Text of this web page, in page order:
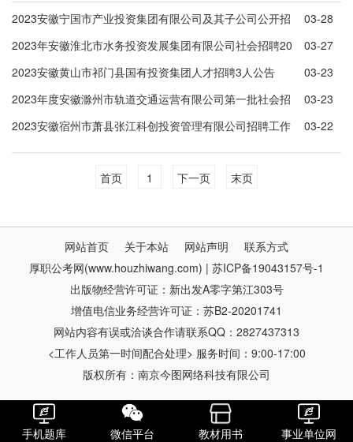
2023安徽宁国市产业投资集团有限公司及其子公司公开招
聘工作人员8人公告
03-28
2023年安徽淮北市水务投资发展集团有限公司社会招聘20
人公告
03-27
2023安徽黄山市祁门县国有投资集团人才招聘3人公告
03-23
2023年度安徽滁州市轨道交通运营有限公司第一批社会招
聘公告
03-23
2023安徽宿州市萧县张江科创投资管理有限公司招聘工作
03-22
首页 1 下一页 末页
网站首页 关于本站 网站声明
联系方式
厚职公考网(www.houzhiwang.com) | 苏ICP备19043157号-1
出版物经营许可证：新出发A零字第江303号
增值电信业务经营许可证：苏B2-20201741
网站内容有误或洽谈合作请联系QQ：2827437313
<工作人员第一时间配合处理> 服务时间：9:00-17:00
版权所有：南京今图网络科技有限公司
手机题库 微信平台 教材用书 事业单位网